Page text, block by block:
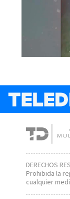
DERECHOS
Prohibida la
cualquier